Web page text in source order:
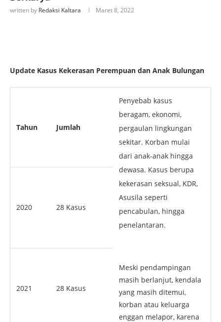
written by Redaksi Kaltara Maret 8, 2022
Update Kasus Kekerasan Perempuan dan Anak Bulungan
Tahun Jumlah
Penyebab kasus
beragam, ekonomi,
pergaulan lingkungan
sekitar. Korban mulai
dari anak-anak hingga
dewasa. Kasus berupa
kekerasan seksual, KDR,
Asusila seperti
pencabulan, hingga
penelantaran.
Meski pendampingan
masih berlanjut, kendala
yang masih ditemui,
korban atau keluarga
enggan melapor, karena
2020 28 Kasus
2021 28 Kasus